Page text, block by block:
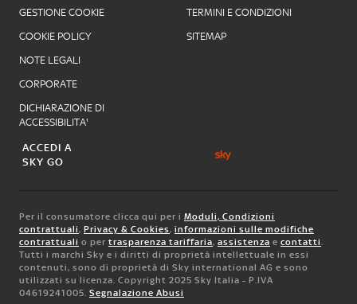
GESTIONE COOKIE
COOKIE POLICY
NOTE LEGALI
CORPORATE
DICHIARAZIONE DI
ACCESSIBILITA'
TERMINI E CONDIZIONI
SITEMAP
ACCEDI A
SKY GO
Per il consumatore clicca qui per i Moduli, Condizioni
contrattuali, Privacy & Cookies, informazioni sulle modifiche
contrattuali o per trasparenza tariffaria, assistenza e contatti.
Tutti i marchi Sky e i diritti di proprietà intellettuale in essi
contenuti, sono di proprietà di Sky international AG e sono
utilizzati su licenza. Copyright 2025 Sky Italia - P.IVA
04619241005. Segnalazione Abusi